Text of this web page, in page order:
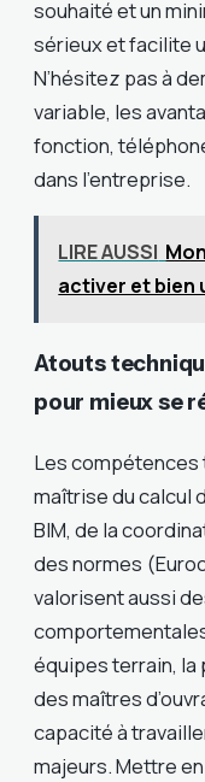
souhaité et un
sérieux et facilite
N’hésitez pas à
variable, les
fonction,
dans l’entreprise.
LIRE AUSSI
activer et bien
Atouts
pour mieux se
Les
maîtrise du calcul
BIM, de la
des normes
valorisent aussi
équipes terrain, la
des maîtres
capacité à
majeurs. Mettre